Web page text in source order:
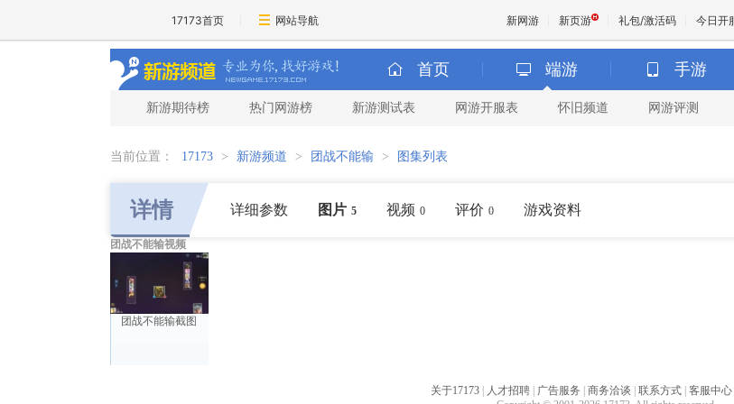
17173首页 网站导航 新网游 新页游 礼包/激活码 今日开
首页 端游 手游
新游期待榜 热门网游榜 新游测试表 网游开服表 怀旧频道 网游评测
当前位置： 17173 > 新游频道 > 团战不能输 > 图集列表
详情 详细参数 图片 5 视频 0 评价 0 游戏资料
团战不能输视频
团战不能输截图
关于17173 人才招聘 广告服务 商务洽谈 联系方式 客服中心